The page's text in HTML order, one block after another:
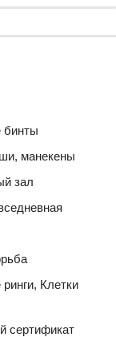
бинты
манекены
зал
Клетки
сертификат